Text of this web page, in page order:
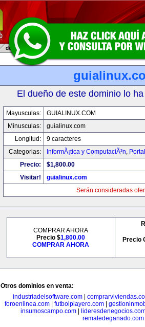
El dueño de este dominio lo
Mayusculas:
GUIALINUX.COM
Minusculas:
guialinux.com
Longitud:
9 caracteres
Categorias:
InformÃ¡tica y ComputaciÃ³n,
Precio:
$1,800.00
Visitar!
guialinux.com
Serán consideradas
COMPRAR AHORA
Precio $1,800.00
COMPRAR AHORA
Precio
Otros dominios en venta:
industriadelsoftware.com|
foroenlinea.com
futbolplayero.com
insumoscampo.com|
rematedeganado.com